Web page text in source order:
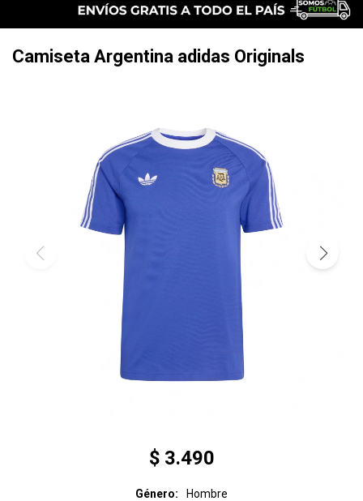
Camiseta Argentina adidas Originals
$ 3.490
Género
Hombre